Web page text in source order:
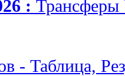
:
- Таблица,